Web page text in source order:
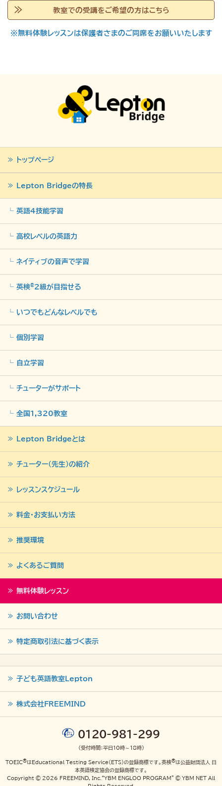
教室での受講をご希望の方はこちら
※無料体験レッスンは保護者さまのご同席をお願いいたします
トップページ
Lepton Bridgeの特長
英語4技能学習
高校レベルの英語力
ネイティブの音声で学習
英検®2級が目指せる
いつでもどんなレベルでも
個別学習
自立学習
チューターがサポート
全国1,320教室
Lepton Bridgeとは
チューター（先生）の紹介
レッスンスケジュール
料金・お支払い方法
推奨環境
よくあるご質問
無料体験レッスン
お問い合わせ
特定商取引法に基づく表示
子ども英語教室Lepton
株式会社FREEMIND
0120-981-299
（受付時間：平日10時～18時）
TOEIC®はEducational Testing Service（ETS）の登録商標です。英検®は公益財団法人 日
本英語検定協会の登録商標です。
Copyright © 2026 FREEMIND, Inc.“YBM ENGLOO PROGRAM” © YBM NET All